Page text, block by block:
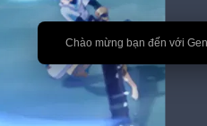
🎉 Chào mừng bạn đến với